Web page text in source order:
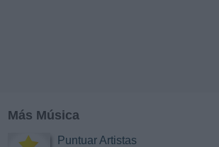
Más Música
Puntuar Artistas